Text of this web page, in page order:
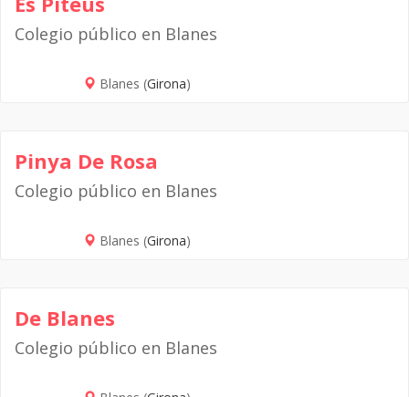
Colegio público en Blanes
Blanes (Girona)
Pinya De Rosa
Colegio público en Blanes
Blanes (Girona)
De Blanes
Colegio público en Blanes